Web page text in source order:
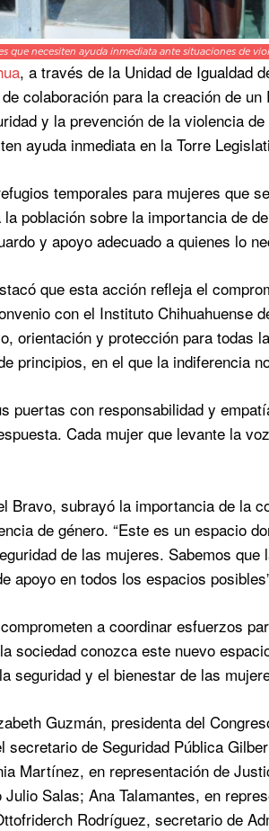
que necesiten ayuda inmediata ante situaciones de
, a través de la Unidad de Igualdad
colaboración para la creación de
y la prevención de la violencia
ayuda inmediata en la Torre
temporales para mujeres que
población sobre la importancia de
y apoyo adecuado a quienes lo
que esta acción refleja el
con el Instituto Chihuahuense
orientación y protección para todas
principios, en el que la indiferencia
puertas con responsabilidad y
Cada mujer que levante la
Bravo, subrayó la importancia de la
de género. “Este es un espacio
de las mujeres. Sabemos que
apoyo en todos los espacios
a coordinar esfuerzos
sociedad conozca este nuevo
seguridad y el bienestar de las
Guzmán, presidenta del
de Seguridad Pública
Martínez, en representación de
Salas; Ana Talamantes, en
Rodríguez, secretario de